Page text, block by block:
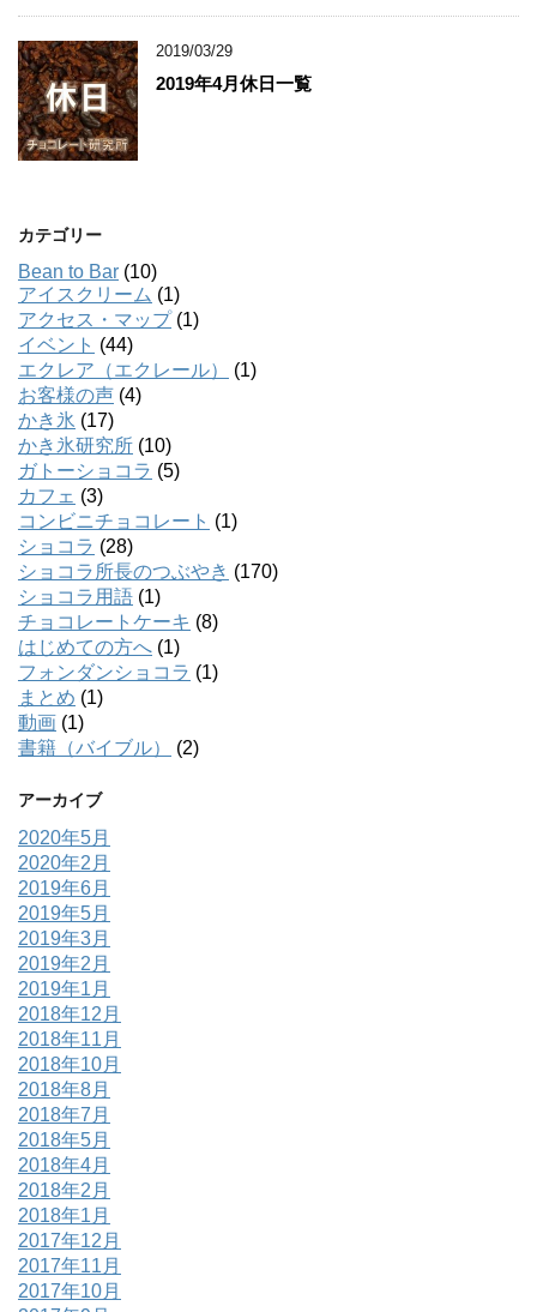
2019/03/29
2019年4月休日一覧
カテゴリー
Bean to Bar (10)
アイスクリーム (1)
アクセス・マップ(1)
イベント (44)
エクレア（エクレール）
(1)
お客様の声 (4)
かき氷 (17)
かき氷研究所 (10)
ガトーショコラ (5)
カフェ (3)
コンビニチョコレート (1)
ショコラ (28)
ショコラ所長のつぶやき (170)
ショコラ用語 (1)
チョコレートケーキ (8)
はじめての方へ (1)
フォンダンショコラ (1)
まとめ (1)
動画 (1)
書籍（バイブル）
(2)
アーカイブ
2020年5月
2020年2月
2019年6月
2019年5月
2019年3月
2019年2月
2019年1月
2018年12月
2018年11月
2018年10月
2018年8月
2018年7月
2018年5月
2018年4月
2018年2月
2018年1月
2017年12月
2017年11月
2017年10月